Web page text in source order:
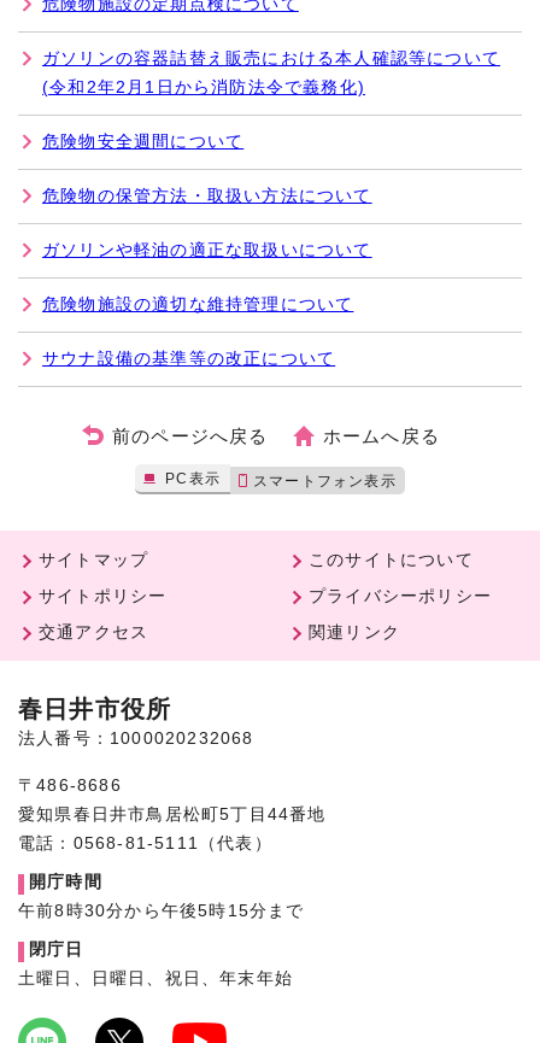
危険物施設の定期点検について
ガソリンの容器詰替え販売における本人確認等について
(令和2年2月1日から消防法令で義務化)
危険物安全週間について
危険物の保管方法・取扱い方法について
ガソリンや軽油の適正な取扱いについて
危険物施設の適切な維持管理について
サウナ設備の基準等の改正について
前のページへ戻る ホームへ戻る
PC表示 スマートフォン表示
サイトマップ
このサイトについて
サイトポリシー
プライバシーポリシー
交通アクセス
関連リンク
春日井市役所
法人番号：1000020232068
〒486-8686
愛知県春日井市鳥居松町5丁目44番地
電話：0568-81-5111（代表）
開庁時間
午前8時30分から午後5時15分まで
閉庁日
土曜日、日曜日、祝日、年末年始